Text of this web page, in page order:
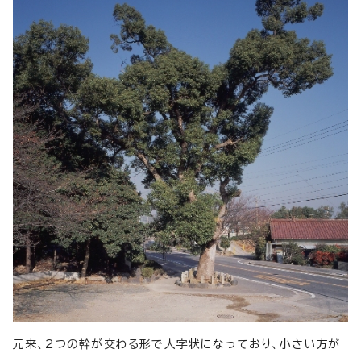
元来、2つの幹が交わる形で人字状になっており、小さい方が